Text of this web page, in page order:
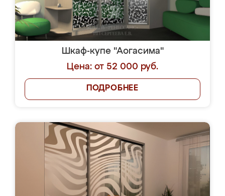
Шкаф-купе "Аогасима"
Цена: от 52 000 руб.
ПОДРОБНЕЕ